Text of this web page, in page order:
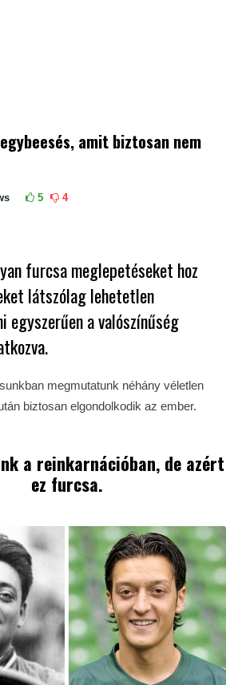
amit biztosan nem
5 4
furcsa meglepetéseket hoz
látszólag lehetetlen
egyszerűen a valószínűség
megmutatunk néhány véletlen
biztosan elgondolkodik az ember.
a reinkarnációban, de azért
ez furcsa.